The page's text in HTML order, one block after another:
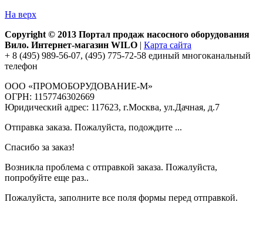
На верх
Copyright © 2013 Портал продаж насосного оборудования
Вило. Интернет-магазин WILO | Карта сайта
+ 8 (495) 989-56-07, (495) 775-72-58 единый многоканальный
телефон
ООО «ПРОМОБОРУДОВАНИЕ-М»
ОГРН: 1157746302669
Юридический адрес: 117623, г.Москва, ул.Дачная, д.7
Отправка заказа. Пожалуйста, подождите ...
Спасибо за заказ!
Возникла проблема с отправкой заказа. Пожалуйста,
попробуйте еще раз..
Пожалуйста, заполните все поля формы перед отправкой.